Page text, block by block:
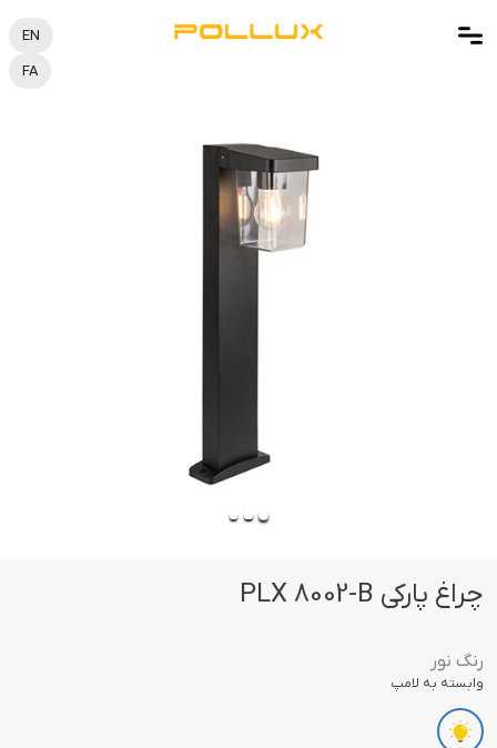
EN
FA
چراغ پارکی PLX 8002-B
رنگ نور
وابسته به لامپ